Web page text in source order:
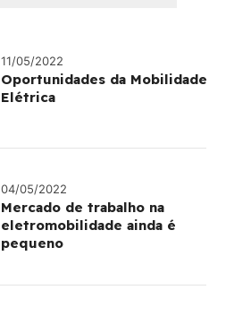
11/05/2022
Oportunidades da Mobilidade
Elétrica
04/05/2022
Mercado de trabalho na
eletromobilidade ainda é
pequeno